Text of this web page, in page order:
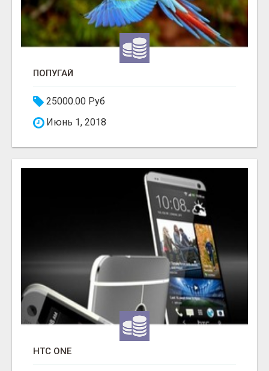
ПОПУГАЙ
25000.00 Руб
Июнь 1, 2018
HTC ONE